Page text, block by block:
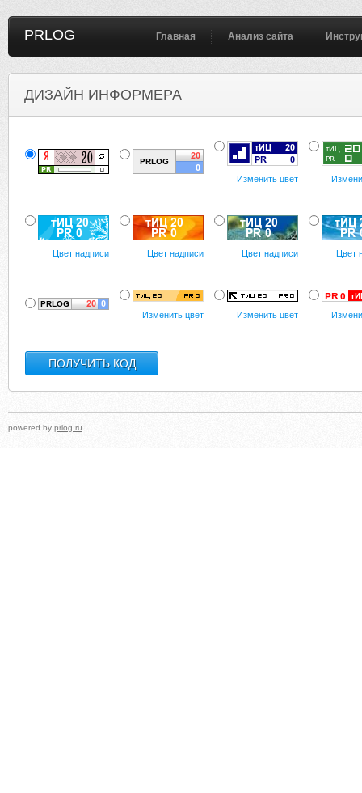
PRLOG Главная Анализ сайта
ДИЗАЙН ИНФОРМЕРА
Изменить цвет
Цвет надписи Цвет надписи Цвет надписи Цвет
Изменить цвет Изменить цвет
powered by prlog.ru